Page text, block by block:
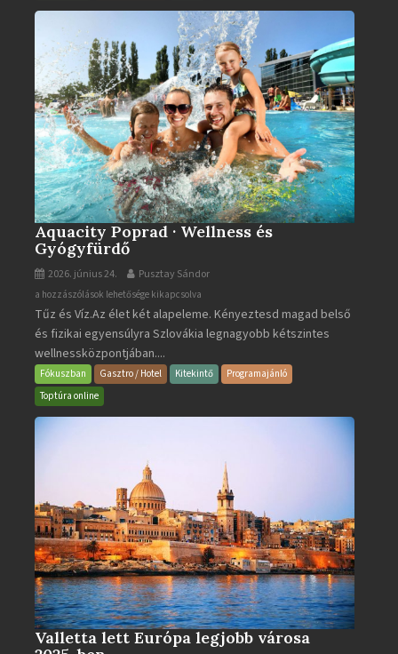
bejegyzéshez
Aquacity Poprad · Wellness és
Gyógyfürdő
2026. június 24. Pusztay Sándor
Aquacity
Poprad
·
Wellness
és
Gyógyfürdő
a hozzászólások lehetősége kikapcsolva
Tűz és Víz.Az élet két alapeleme. Kényeztesd magad belső
és fizikai egyensúlyra Szlovákia legnagyobb kétszintes
wellnessközpontjában....
Fókuszban Gasztro / Hotel Kitekintő
Programajánló
Toptúra online
Valletta lett Európa legjobb városa